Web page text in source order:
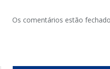
Os comentários estão